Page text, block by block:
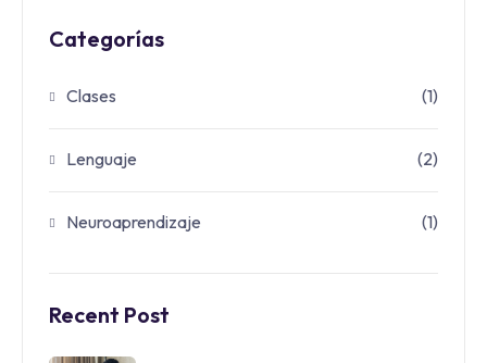
Categorías
Clases (1)
Lenguaje (2)
Neuroaprendizaje (1)
Recent Post